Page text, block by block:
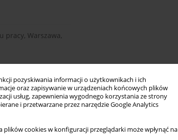
pozyskiwania informacji o użytkownikach i ich
oraz zapisywanie w urządzeniach końcowych plików
usług, zapewnienia wygodnego korzystania ze strony
i przetwarzane przez narzędzie Google Analytics
cookies w konfiguracji przeglądarki może wpłynąć na
pracy, Warszawa,
UW.
Warszawa.